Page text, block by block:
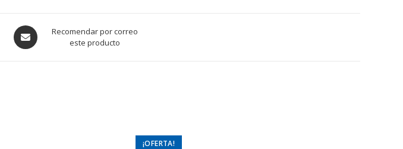
Opens
in
Recomendar por correo
este producto
¡OFERTA!